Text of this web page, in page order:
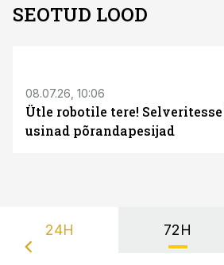
SEOTUD LOOD
08.07.26, 10:06
Ütle robotile tere!
usinad põrandapesijad
24H 72H